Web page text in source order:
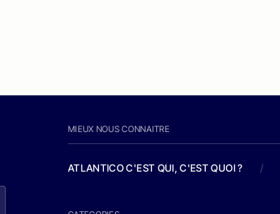
MIEUX NOUS CONNAITRE
ATLANTICO C'EST QUI, C'EST QUOI ? /